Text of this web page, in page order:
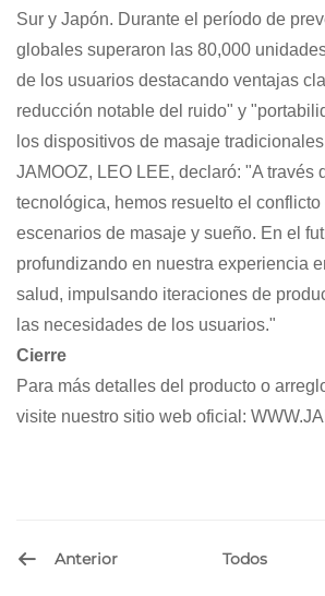
Sur y Japón. Durante el período de
globales superaron las 80,000
de los usuarios destacando ventajas
reducción notable del ruido" y
los dispositivos de masaje
JAMOOZ, LEO LEE, declaró: "A través
tecnológica, hemos resuelto el conflicto
escenarios de masaje y sueño. En el
profundizando en nuestra experiencia
salud, impulsando iteraciones de
las necesidades de los usuarios."
Cierre
Para más detalles del producto o
visite nuestro sitio web oficial:
Anterior Todos